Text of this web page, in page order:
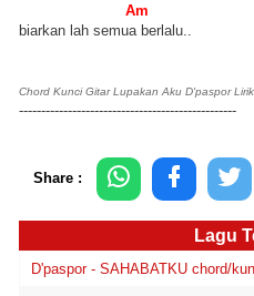
Am
biarkan lah semua berlalu..
Chord Kunci Gitar Lupakan Aku D'paspor
-------------------------------------------------
Share :
Lagu
D'paspor - SAHABATKU chord/